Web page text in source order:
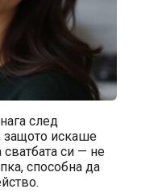
след
защото искаше
си — не
способна да